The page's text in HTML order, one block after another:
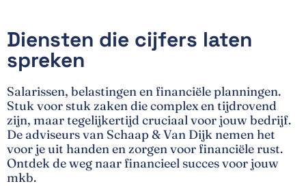
Diensten die cijfers laten
spreken
Salarissen, belastingen en financiële planningen.
Stuk voor stuk zaken die complex en tijdrovend
zijn, maar tegelijkertijd cruciaal voor jouw bedrijf.
De adviseurs van Schaap & Van Dijk nemen het
voor je uit handen en zorgen voor financiële rust.
Ontdek de weg naar financieel succes voor jouw
mkb.